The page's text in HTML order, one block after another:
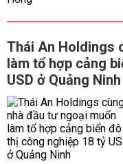
Thái An Holdings
làm tổ hợp cảng
USD ở Quảng Ninh